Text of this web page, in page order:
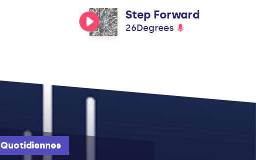
Step Forward
26Degrees
Quotidiennes